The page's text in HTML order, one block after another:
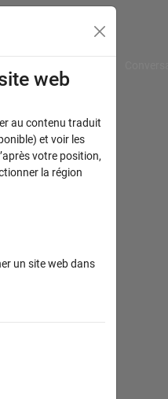
web
au contenu traduit
et voir les
votre position,
la région
un site web dans